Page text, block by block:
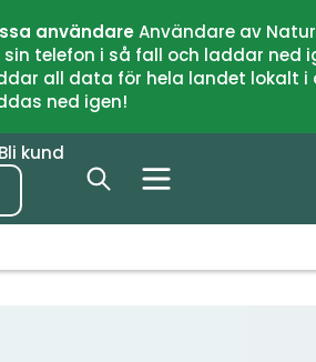
användareAnvändare av
telefon i så fall och laddar
all data för hela landet
ned igen!
Bli kund